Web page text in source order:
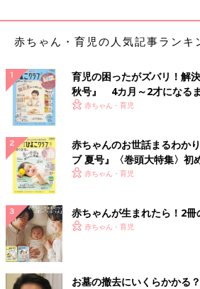
「高齢になると介護が大変。治療費も大
てもいいとは思います」
「病気、手術などもちょこちょこ、今は
することに。でも、それ以上に楽しいこ
～。夫婦の会話も増えたし、反抗期の息
「入院など金銭的な出費は痛いけど、子
ば、それもすんなり納得できました。子
でも通院させるのと同じ感覚です」
ペット保険があるとはいえ、思った以上
そこの覚悟は必要ですね。コツコツとい
しておくといいのかも。
赤ちゃん・育児の人気記事ランキ
育児の困ったがズバリ！解
秋号』 4カ月～2才になる
いっぱい！
赤ちゃん・育児
赤ちゃんのお世話まるわか
ブ 夏号』〈巻頭大特集〉初
く！ おっぱい・ミルクの基
赤ちゃん・育児
赤ちゃんが生まれたら！2冊
赤ちゃん・育児
お墓の撤去にいくらかかる